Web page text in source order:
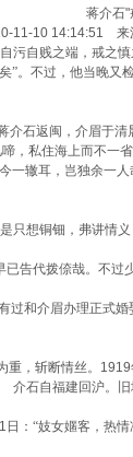
蒋介石"
11-10 14:14:51 来
污自贱之端，戒之
”。不过，他当晚又
返闽，介眉于清
啼，私住海上而不一
一辙耳，岂独余一人
只想铜钿，弗讲情
告代拨倷哉。不过
介眉办理正式婚
，斩断情丝。1919
介石自福建回沪。
： “妓女嫟客，热